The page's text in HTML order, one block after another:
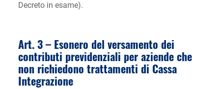
Decreto in esame).
Art. 3 – Esonero del versamento dei
contributi previdenziali per aziende che
non richiedono trattamenti di Cassa
Integrazione